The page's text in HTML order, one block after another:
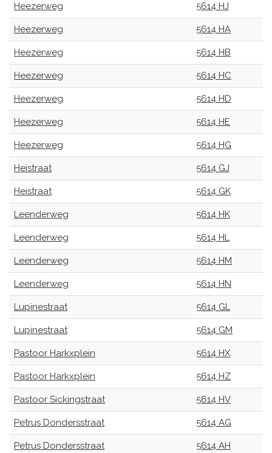
Heezerweg 5614 HJ
Heezerweg 5614 HA
Heezerweg 5614 HB
Heezerweg 5614 HC
Heezerweg 5614 HD
Heezerweg 5614 HE
Heezerweg 5614 HG
Heistraat 5614 GJ
Heistraat 5614 GK
Leenderweg 5614 HK
Leenderweg 5614 HL
Leenderweg 5614 HM
Leenderweg 5614 HN
Lupinestraat 5614 GL
Lupinestraat 5614 GM
Pastoor Harkxplein 5614 HX
Pastoor Harkxplein 5614 HZ
Pastoor Sickingstraat 5614 HV
Petrus Dondersstraat 5614 AG
Petrus Dondersstraat 5614 AH